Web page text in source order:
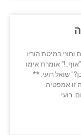
וחצי במיטת הוריו
אומרת אימו
שואל רועי. **
זו אמפטיה.
רועי